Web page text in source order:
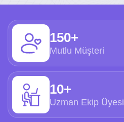
150+
Mutlu Müşteri
10+
Uzman Ekip Üyesi